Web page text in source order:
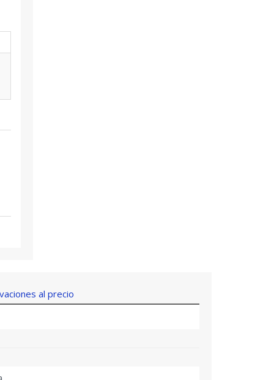
al precio